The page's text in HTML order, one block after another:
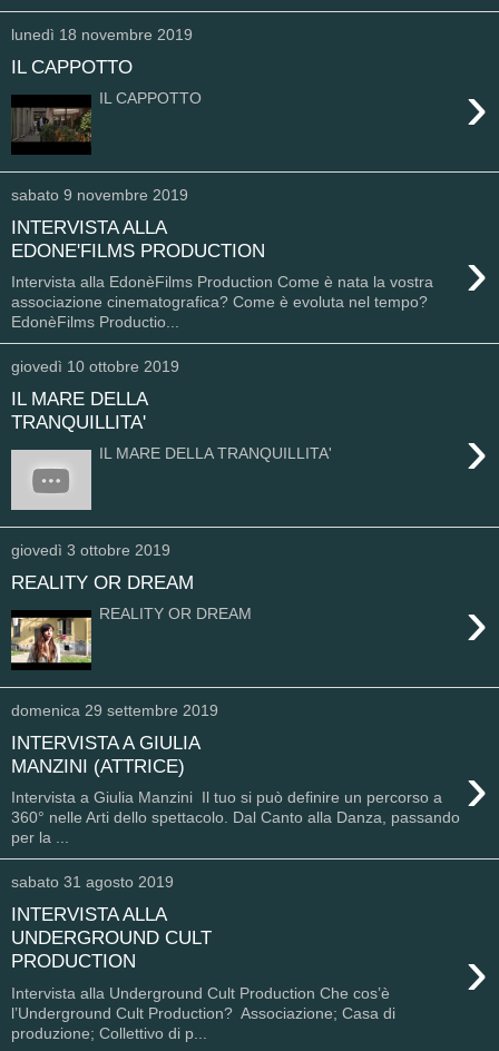
lunedì 18 novembre 2019
IL CAPPOTTO
›
IL CAPPOTTO
sabato 9 novembre 2019
INTERVISTA ALLA
EDONE'FILMS PRODUCTION
›
Intervista alla EdonèFilms Production Come è nata la vostra
associazione cinematografica? Come è evoluta nel tempo?
EdonèFilms Productio...
giovedì 10 ottobre 2019
IL MARE DELLA
TRANQUILLITA'
›
IL MARE DELLA TRANQUILLITA'
giovedì 3 ottobre 2019
REALITY OR DREAM
›
REALITY OR DREAM
domenica 29 settembre 2019
INTERVISTA A GIULIA
MANZINI (ATTRICE)
›
Intervista a Giulia Manzini Il tuo si può definire un percorso a
360° nelle Arti dello spettacolo. Dal Canto alla Danza, passando
per la ...
sabato 31 agosto 2019
INTERVISTA ALLA
UNDERGROUND CULT
PRODUCTION
›
Intervista alla Underground Cult Production Che cos’è
l’Underground Cult Production? Associazione; Casa di
produzione; Collettivo di p...